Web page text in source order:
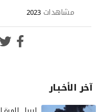
مشاهدات 2023
آخر الأخـبـار